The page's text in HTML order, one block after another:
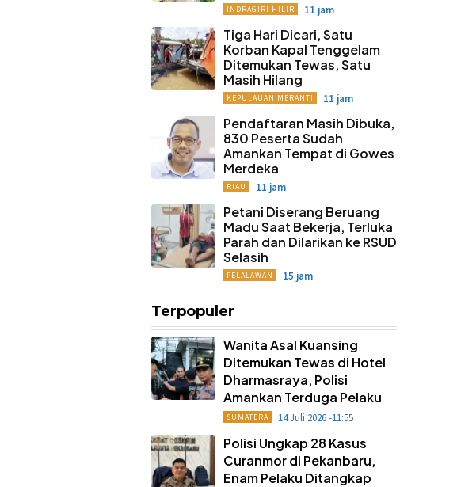
INDRAGIRI HILIR 11 jam
Tiga Hari Dicari, Satu
Korban Kapal Tenggelam
Ditemukan Tewas, Satu
Masih Hilang
KEPULAUAN MERANTI 11 jam
Pendaftaran Masih Dibuka,
830 Peserta Sudah
Amankan Tempat di Gowes
Merdeka
RIAU 11 jam
Petani Diserang Beruang
Madu Saat Bekerja, Terluka
Parah dan Dilarikan ke RSUD
Selasih
PELALAWAN 15 jam
Terpopuler
Wanita Asal Kuansing
Ditemukan Tewas di Hotel
Dharmasraya, Polisi
Amankan Terduga Pelaku
SUMATERA 14 Juli 2026 -11:55
Polisi Ungkap 28 Kasus
Curanmor di Pekanbaru,
Enam Pelaku Ditangkap